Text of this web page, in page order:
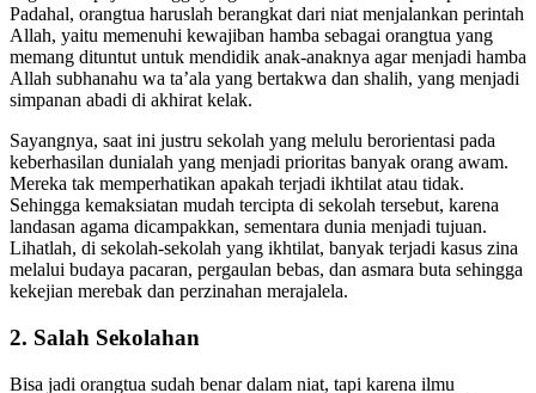
negeri dan pejabat tinggi yang banyak harta dan hidup mapan.
Padahal, orangtua haruslah berangkat dari niat menjalankan perintah
Allah, yaitu memenuhi kewajiban hamba sebagai orangtua yang
memang dituntut untuk mendidik anak-anaknya agar menjadi hamba
Allah subhanahu wa ta’ala yang bertakwa dan shalih, yang menjadi
Sayangnya, saat ini justru sekolah yang melulu berorientasi pada
keberhasilan dunialah yang menjadi prioritas banyak orang awam.
Mereka tak memperhatikan apakah terjadi ikhtilat atau tidak.
Sehingga kemaksiatan mudah tercipta di sekolah tersebut, karena
landasan agama dicampakkan, sementara dunia menjadi tujuan.
Lihatlah, di sekolah-sekolah yang ikhtilat, banyak terjadi kasus zina
melalui budaya pacaran, pergaulan bebas, dan asmara buta sehingga